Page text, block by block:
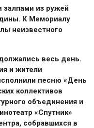
из ружей
К Мемориалу
неизвестного
весь день.
и жители
песню «День
коллективов
объединения и
«Спутник»
собравшихся в